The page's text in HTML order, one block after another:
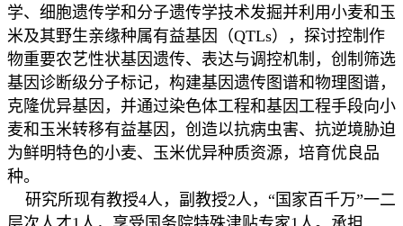
学、细胞遗传学和分子遗传学技术发掘并利用小麦和玉
米及其野生亲缘种属有益基因（QTLs），探讨控制作
物重要农艺性状基因遗传、表达与调控机制，创制筛选
基因诊断级分子标记，构建基因遗传图谱和物理图谱，
克隆优异基因，并通过染色体工程和基因工程手段向小
麦和玉米转移有益基因，创造以抗病虫害、抗逆境胁迫
为鲜明特色的小麦、玉米优异种质资源，培育优良品
种。
研究所现有教授4人，副教授2人，“国家百千万”一二